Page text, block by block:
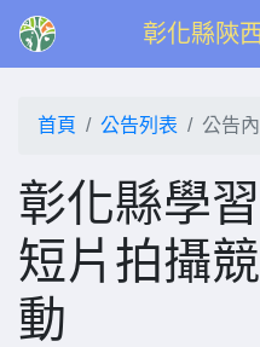
彰化縣陝
首頁 公告列表 公告
彰化縣學
短片拍攝
動